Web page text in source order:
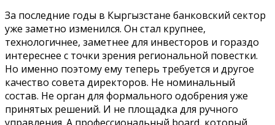
За последние годы в Кыргызстане банковский сектор
уже заметно изменился. Он стал крупнее,
технологичнее, заметнее для инвесторов и гораздо
интереснее с точки зрения региональной повестки.
Но именно поэтому ему теперь требуется и другое
качество совета директоров. Не номинальный
состав. Не орган для формального одобрения уже
принятых решений. И не площадка для ручного